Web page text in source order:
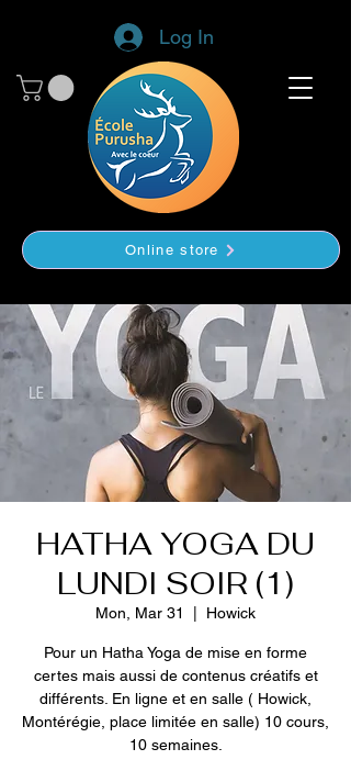
Log In
Online store
HATHA YOGA DU
LUNDI SOIR (1)
Mon, Mar 31 Howick
Pour un Hatha Yoga de mise en forme
certes mais aussi de contenus créatifs et
différents. En ligne et en salle ( Howick,
Montérégie, place limitée en salle) 10 cours,
10 semaines.